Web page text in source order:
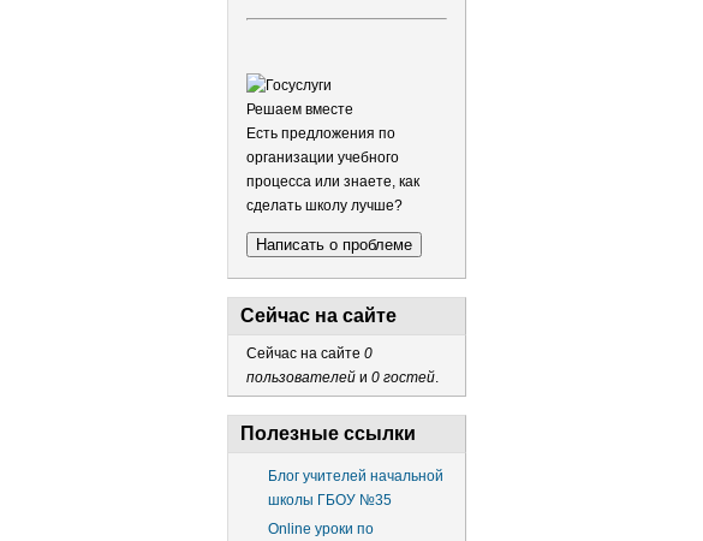
Решаем вместе
Есть предложения по
организации учебного
процесса или знаете, как
сделать школу лучше?
Написать о проблеме
Сейчас на сайте
Сейчас на сайте 0
пользователейи 0 гостей.
Полезные ссылки
Блог учителей начальной
школы ГБОУ №35
Online уроки по